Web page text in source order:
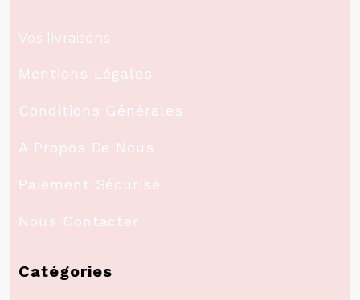
Vos livraisons
Mentions Légales
Conditions Générales
A Propos De Nous
Paiement Sécurisé
Nous Contacter
Catégories